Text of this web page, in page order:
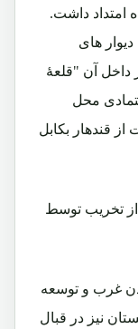
داشت.
های
داخل آن "قلعۀ
محل
قندهار بکابل
از تخریب توسط
غرب و توسعه
نیز در قبال